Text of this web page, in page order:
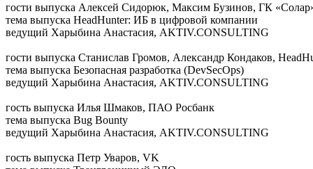
гости выпуска Алексей Сидорюк, Максим Бузинов, ГК
тема выпуска HeadHunter: ИБ в цифровой компании
ведущий Харыбина Анастасия, AKTIV.CONSULTING
гости выпуска Станислав Громов, Александр Кондаков,
тема выпуска Безопасная разработка (DevSecOps)
ведущий Харыбина Анастасия, AKTIV.CONSULTING
гость выпуска Илья Шмаков, ПАО Росбанк
тема выпуска Bug Bounty
ведущий Харыбина Анастасия, AKTIV.CONSULTING
гость выпуска Петр Уваров, VK